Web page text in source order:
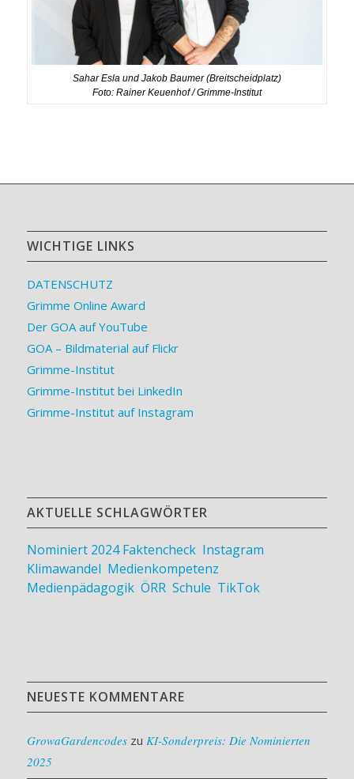
Sahar Esla und Jakob Baumer (Breitscheidplatz)
Foto: Rainer Keuenhof / Grimme-Institut
WICHTIGE LINKS
DATENSCHUTZ
Grimme Online Award
Der GOA auf YouTube
GOA – Bildmaterial auf Flickr
Grimme-Institut
Grimme-Institut bei LinkedIn
Grimme-Institut auf Instagram
AKTUELLE SCHLAGWÖRTER
Nominiert 2024 Faktencheck, Instagram
Klimawandel Medienkompetenz
Medienpädagogik, ÖRR, Schule TikTok
NEUESTE KOMMENTARE
GrowaGardencodeszu KI-Sonderpreis: Die Nominierten
2025